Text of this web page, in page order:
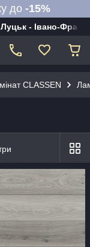
до -15%
- Івано-
CLASSEN